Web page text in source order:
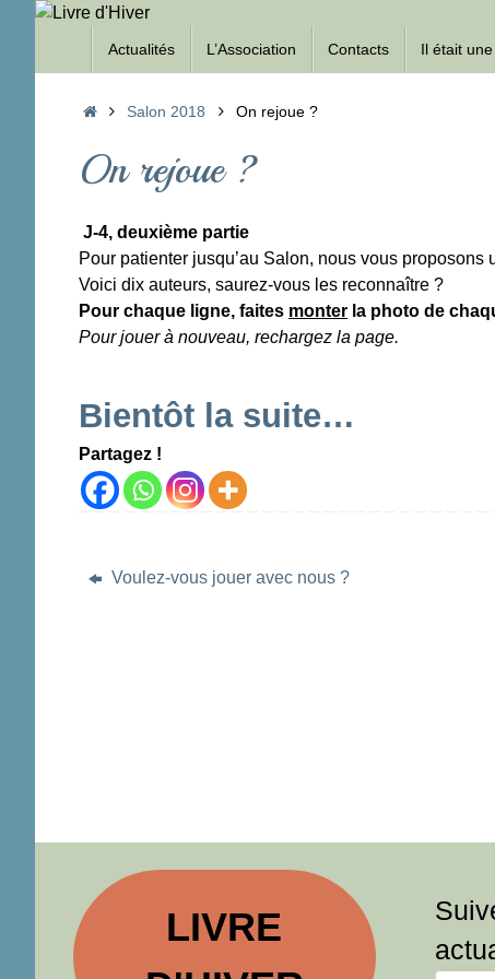
Passer
Actualités L’Association Contacts Il était
AccueilSalon 2018 On rejoue ?
On rejoue ?
J-4, deuxième partie
Pour patienter jusqu’au Salon, nous vous proposons
Voici dix auteurs, saurez-vous les reconnaître ?
Pour chaque ligne, faites monter la photo de
Pour jouer à nouveau, rechargez la page.
Bientôt la suite…
Partagez !
Voulez-vous jouer avec nous ?
LIVRE